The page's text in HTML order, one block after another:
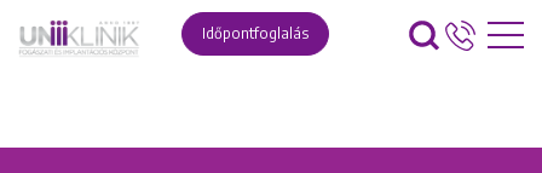
Időpontfoglalás